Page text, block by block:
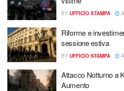
BY UFFICIO STAMPA
Riforme e
sessione estiva
BY UFFICIO STAMPA
Attacco Notturno a
Aumento